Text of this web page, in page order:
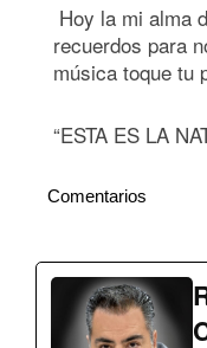
Hoy la mi alma
recuerdos para
música toque tu
“ESTA ES LA
Comentarios